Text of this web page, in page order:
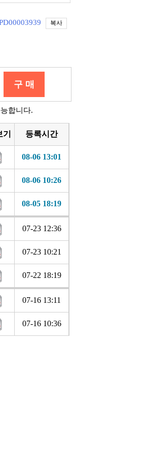
복사
구 매
합니다.
등록시간
08-06 13:01
08-06 10:26
08-05 18:19
07-23 12:36
07-23 10:21
07-22 18:19
07-16 13:11
07-16 10:36